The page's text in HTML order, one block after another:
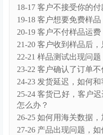
18-17 客户不接受你的
19-18 客户想要免费样品
20-19 客户不付样品运费
21-20 客户收到样品后
22-21 样品测试出现问题
23-22 客户确认了订单
24-23 发货延迟，如何
25-24 客货已好，客户
怎么办？
26-25 如何用海关数据
27-26 产品出现问题，